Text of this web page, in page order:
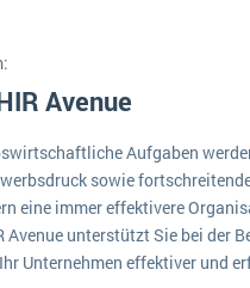
Ihr
aus
diese
wichtigsten Punkte,
Service Level Agreements
ERP-Software für
Avenue
Aufgaben
sowie
eine immer effektivere
Avenue unterstützt Sie bei der
Unternehmen effektiver und